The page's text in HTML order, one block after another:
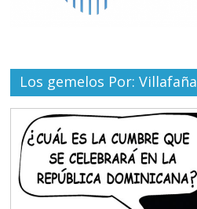
Los gemelos Por: Villafaña